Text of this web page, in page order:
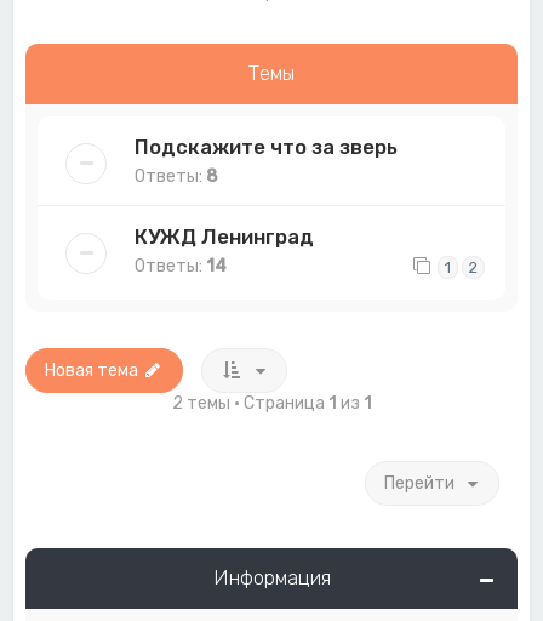
Темы
Подскажите что за зверь
Ответы: 8
КУЖД Ленинград
Ответы: 14 1 2
Новая тема
2 темы • Страница 1 из 1
Перейти
Информация